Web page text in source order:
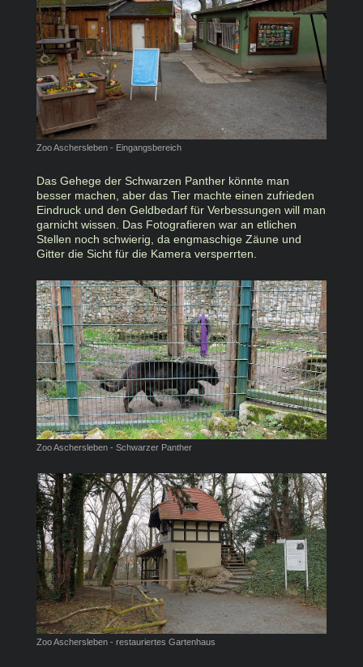
Zoo Aschersleben - Eingangsbereich
Das Gehege der Schwarzen Panther könnte man
besser machen, aber das Tier machte einen zufrieden
Eindruck und den Geldbedarf für Verbessungen will man
garnicht wissen. Das Fotografieren war an etlichen
Stellen noch schwierig, da engmaschige Zäune und
Gitter die Sicht für die Kamera versperrten.
Zoo Aschersleben - Schwarzer Panther
Zoo Aschersleben - restauriertes Gartenhaus